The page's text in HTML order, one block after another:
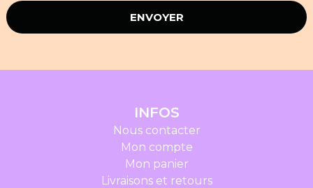
ENVOYER
INFOS
Nous contacter
Mon compte
Mon panier
Livraisons et retours